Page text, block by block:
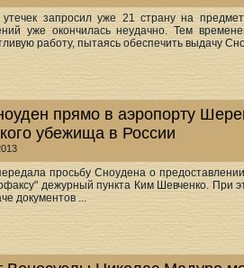
утечек запросил уже 21 страну на
уже окончилась неудачно. Тем
работу, пытаясь обеспечить выдачу
прямо в аэропорту
убежища в России
просьбу Сноудена о
дежурный пункта Ким Шевченко. При
документов ...